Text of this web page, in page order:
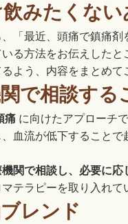
みたくな
「最近、頭痛で鎮痛
る方法をお伝えした
よう、内容をまとめて
で相談する
痛 に向けたアプローチで
血流が低下することで
関で相談し、必要に応
テラピーを取り入れて
レンド